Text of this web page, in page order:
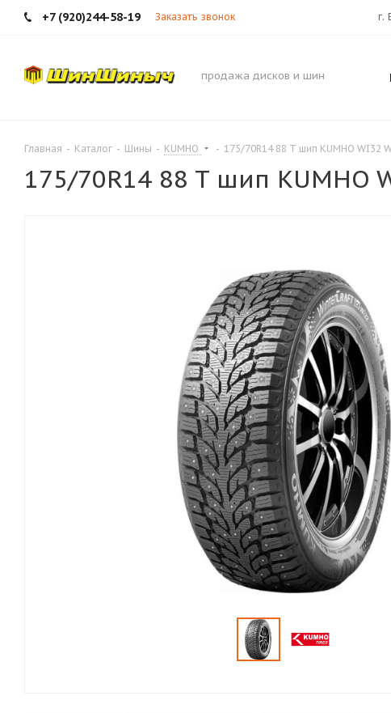
+7 (920)244-58-19 Заказать звонок г.
продажа дисков и шин
Главная - Каталог - Шины - KUMHO - 175/70R14 88 T шип KUMHO WI32
175/70R14 88 T шип KUMHO